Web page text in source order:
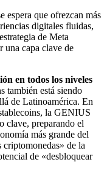
espera que ofrezcan más
digitales fluidas,
de Meta
una capa clave de
en todos los niveles
también está siendo
de Latinoamérica. En
la GENIUS
clave, preparando el
más grande del
de la
de «desbloquear